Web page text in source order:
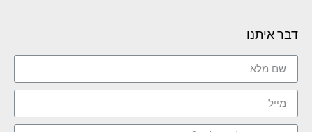
דבר איתנו